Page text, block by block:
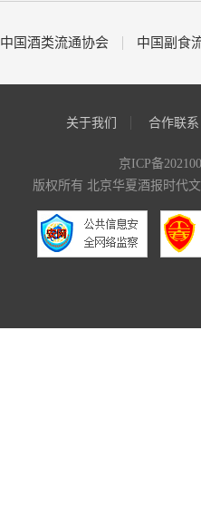
中国酒类流通协会 中国副食
关于我们 合作联系
京ICP备
版权所有 北京华夏酒报时代文